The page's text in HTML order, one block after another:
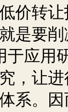
价转
是要
于应用
，让
系。